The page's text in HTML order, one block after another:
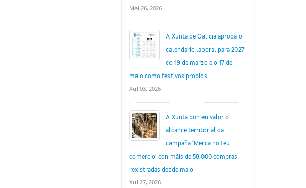
Mai 26, 2026
A Xunta de Galicia aproba o
calendario laboral para 2027
co 19 de marzo e o 17 de
maio como festivos propios
Xul 03, 2026
A Xunta pon en valor o
alcance territorial da
campaña ‘Merca no teu
comercio’ con máis de 58.000 compras
rexistradas desde maio
Xul 27, 2026